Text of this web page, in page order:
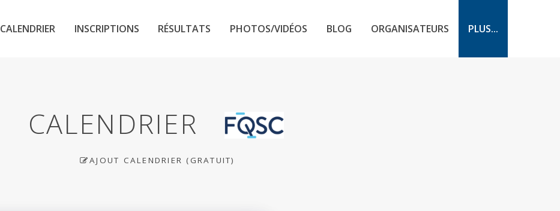
CALENDRIER INSCRIPTIONS RÉSULTATS PHOTOS/VIDÉOS BLOG ORGANISATEURS PLUS...
CALENDRIER
AJOUT CALENDRIER (GRATUIT)